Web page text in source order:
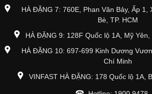
HÀ ĐẶNG 7: 760E, Phan Văn Bảy, Ấp 1,
Bè, TP. HCM
HÀ ĐẶNG 9: 128F Quốc lộ 1A, Mỹ
HÀ ĐẶNG 10: 697-699 Kinh Dương
Chí Minh
VINFAST HÀ ĐẶNG: 178 Quốc lộ 1A,